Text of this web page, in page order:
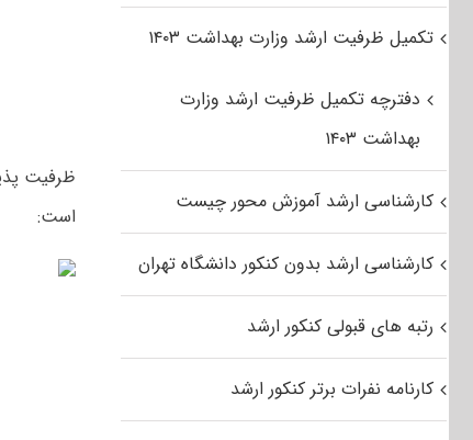
است:
تکمیل ظرفیت ارشد وزارت بهداشت ۱۴۰۳
دفترچه تکمیل ظرفیت ارشد وزارت
بهداشت ۱۴۰۳
کارشناسی ارشد آموزش محور چیست
کارشناسی ارشد بدون کنکور دانشگاه تهران
رتبه های قبولی کنکور ارشد
کارنامه نفرات برتر کنکور ارشد